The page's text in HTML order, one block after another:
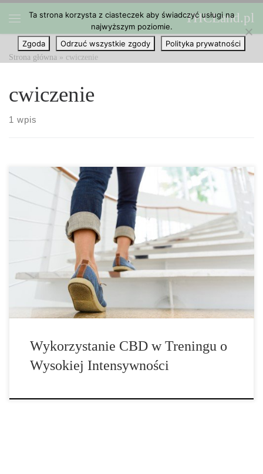
Przejdź do treści THCLand.pl
Strona główna » cwiczenie
cwiczenie
1 wpis
Okazuje się, że trening o wysokiej intensywności może mieć
odwrotny efekt niż pożądany – jednak CBD może pomóc ci
rozwiązać ten problem. Celem ćwiczeń, jak wielu z nas to
rozumie, jest budowanie mięśni, redukcja tłuszczu i poprawa
ogólnej kondycji fizycznej. […]
Wykorzystanie CBD w Treningu o
Wysokiej Intensywności
Ta strona korzysta z ciasteczek aby świadczyć usługi na
najwyższym poziomie.
Zgoda
Odrzuć wszystkie zgody Polityka prywatności